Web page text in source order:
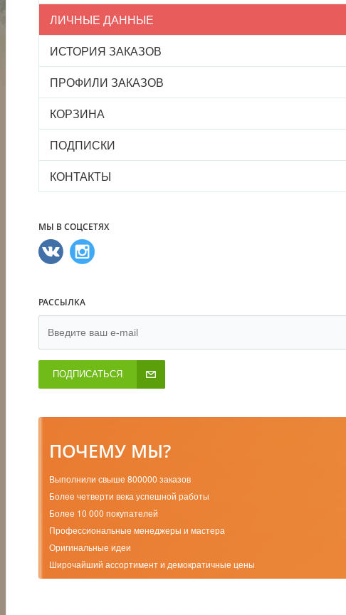
ЛИЧНЫЕ ДАННЫЕ
ИСТОРИЯ ЗАКАЗОВ
ПРОФИЛИ ЗАКАЗОВ
КОРЗИНА
ПОДПИСКИ
КОНТАКТЫ
МЫ В СОЦСЕТЯХ
РАССЫЛКА
ПОДПИСАТЬСЯ
ПОЧЕМУ МЫ?
Выполнили свыше 800000 заказов
Более четверти века успешной работы
Более 10 000 покупателей
Профессиональные менеджеры и мастера
Оригинальные идеи
Широчайший ассортимент и демократичные цены